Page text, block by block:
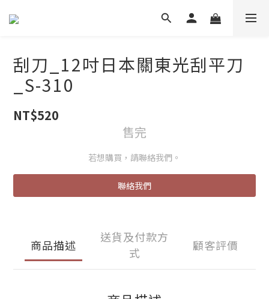
刮刀_12吋日本關東光刮平刀
_S-310
NT$520
售完
若想購買，請聯絡我們。
聯絡我們
商品描述
送貨及付款方
式
顧客評價